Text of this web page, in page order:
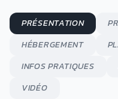
PRÉSENTATION
HÉBERGEMENT
INFOS PRATIQUES
VIDÉO